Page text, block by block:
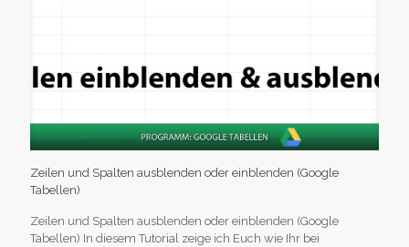
Zeilen und Spalten ausblenden oder einblenden (Google
Tabellen)
Zeilen und Spalten ausblenden oder einblenden (Google
Tabellen) In diesem Tutorial zeige ich Euch wie Ihr bei